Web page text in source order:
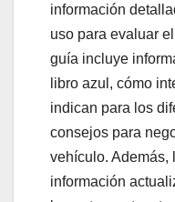
información
uso para evaluar
guía incluye
libro azul, cómo
indican para los
consejos para
vehículo. Además,
información